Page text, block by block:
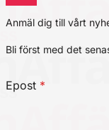
Anmäl dig till vårt
Bli först med det
Epost *